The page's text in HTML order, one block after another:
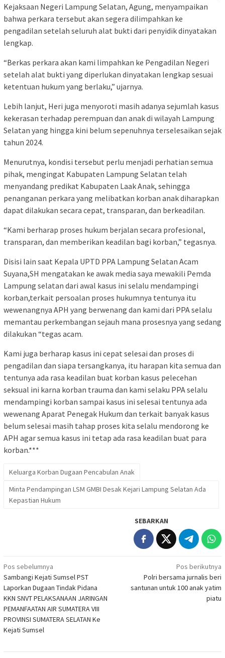
Kejaksaan Negeri Lampung Selatan, Agung, menyampaikan
bahwa perkara tersebut akan segera dilimpahkan ke
pengadilan setelah seluruh alat bukti dari penyidik ​​​​dinyatakan
lengkap.
“Berkas perkara akan kami limpahkan ke Pengadilan Negeri
setelah alat bukti yang diperlukan dinyatakan lengkap sesuai
ketentuan hukum yang berlaku,” ujarnya.
Lebih lanjut, Heri juga menyoroti masih adanya sejumlah kasus
kekerasan terhadap perempuan dan anak di wilayah Lampung
Selatan yang hingga kini belum sepenuhnya terselesaikan sejak
tahun 2024.
Menurutnya, kondisi tersebut perlu menjadi perhatian semua
pihak, mengingat Kabupaten Lampung Selatan telah
menyandang predikat Kabupaten Laak Anak, sehingga
penanganan perkara yang melibatkan korban anak diharapkan
dapat dilakukan secara cepat, transparan, dan berkeadilan.
“Kami berharap proses hukum berjalan secara profesional,
transparan, dan memberikan keadilan bagi korban,” tegasnya.
Disisi lain saat Kepala UPTD PPA Lampung Selatan Acam
Suyana,SH mengatakan ke awak media saya mewakili Pemda
Lampung selatan dari awal kasus ini selalu mendampingi
korban,terkait persoalan proses hukumnya tentunya itu
wewenangnya APH yang berwenang dan kami dari PPA selalu
memantau perkembangan sejauh mana prosesnya yang sedang
dilakukan “tegas acam.
Kami juga berharap kasus ini cepat selesai dan proses di
pengadilan dan siapa tersangkanya, itu harapan kita semua dan
tentunya ada rasa keadilan buat korban kasus pelecehan
seksual ini karna korban trauma dan kami selaku PPA selalu
mendampingi korban sampai kasus ini selesai tentunya ada
wewenang Aparat Penegak Hukum dan terkait banyak kasus
belum selesai masih tahap proses kita selalu mendorong ke
APH agar semua kasus ini tetap ada rasa keadilan buat para
korban.***
Keluarga Korban Dugaan Pencabulan Anak
Minta Pendampingan LSM GMBI Desak Kejari Lampung Selatan Ada
Kepastian Hukum
SEBARKAN
Navigasi
pos
Pos sebelumnya
Sambangi Kejati Sumsel PST
Laporkan Dugaan Tindak Pidana
KKN SNVT PELAKSANAAN JARINGAN
PEMANFAATAN AIR SUMATERA VIII
PROVINSI SUMATERA SELATAN Ke
Kejati Sumsel
Pos berikutnya
Polri bersama jurnalis beri
santunan untuk 100 anak yatim
piatu